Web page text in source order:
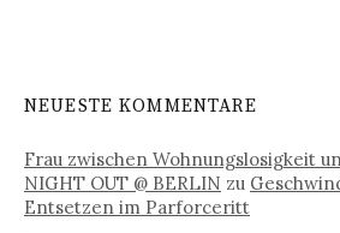
NEUESTE KOMMENTARE
Frau zwischen Wohnungslosigkeit
NIGHT OUT @ BERLIN zu
Entsetzen im Parforceritt